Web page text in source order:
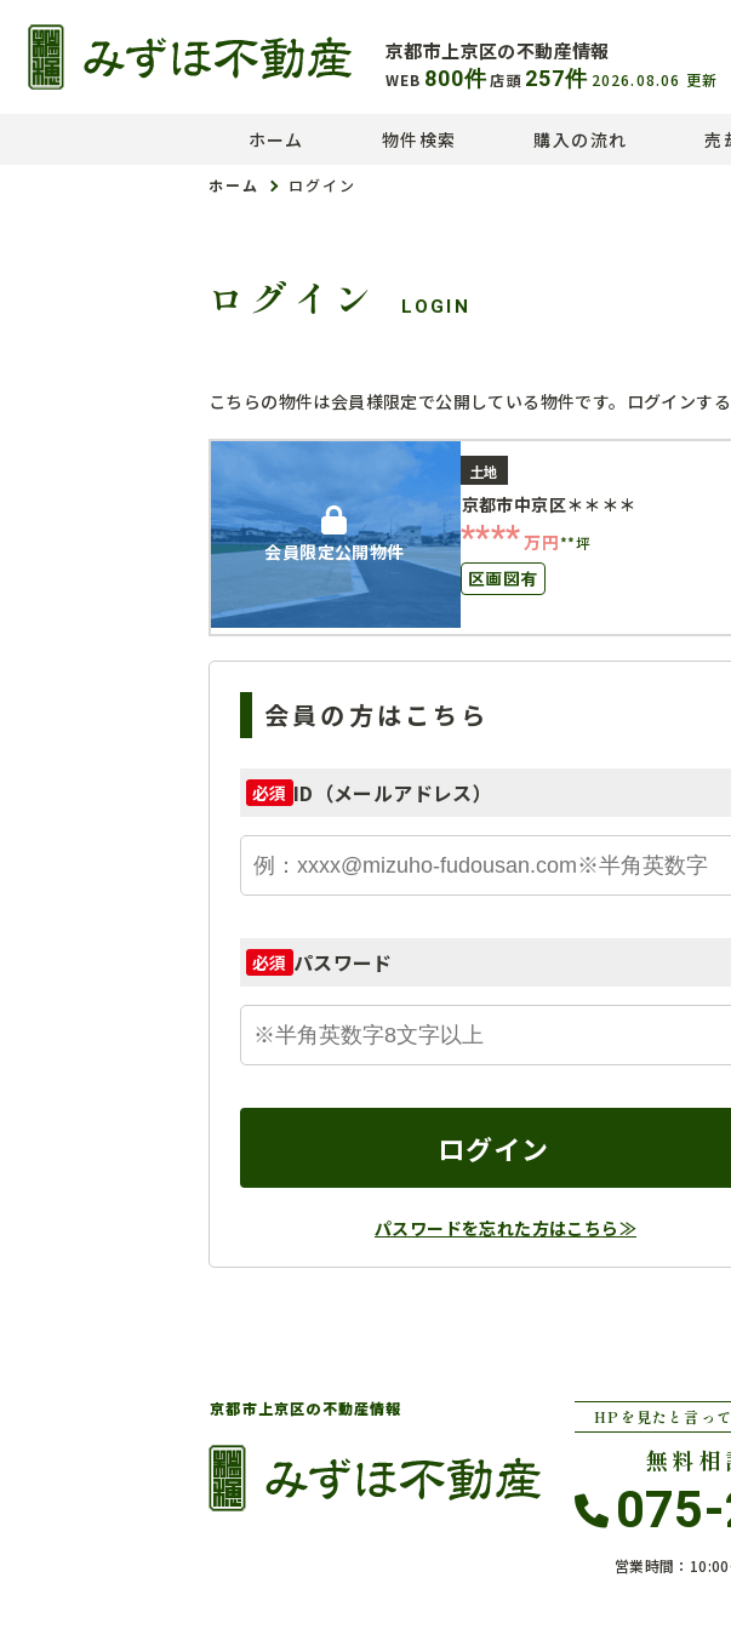
京都市上京区の不動産情報
WEB 800件店頭 257件 2026.08.06 更新
ホーム 物件検索 購入の流れ 売
ホーム ログイン
ログイン LOGIN
こちらの物件は会員様限定で公開している物件です。ログインす
会員限定公開物件
土地
京都市中京区＊＊＊＊
****万円**坪
区画図有
会員の方はこちら
必須 ID（メールアドレス）
必須 パスワード
ログイン
パスワードを忘れた方はこちら≫
京都市上京区の不動産情報 HPを見たと言っ
無料相
営業時間：